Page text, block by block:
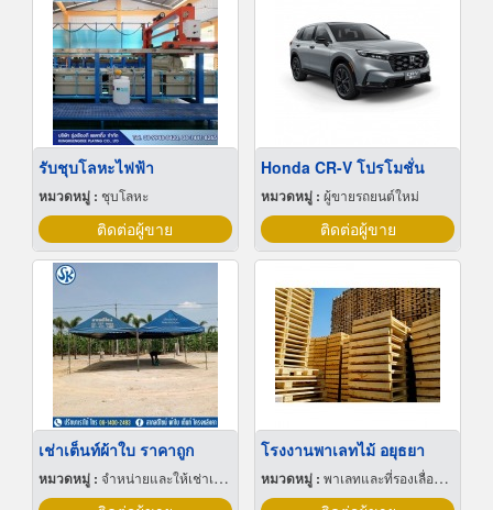
รับชุบโลหะไฟฟ้า
หมวดหมู่ : ชุบโลหะ
ติดต่อผู้ขาย
Honda CR-V โปรโมชั่น
หมวดหมู่ : ผู้ขายรถยนต์ใหม่
ติดต่อผู้ขาย
เช่าเต็นท์ผ้าใบ ราคาถูก
หมวดหมู่ : จำหน่ายและให้เช่าเต็นท์
โรงงานพาเลทไม้ อยุธยา
หมวดหมู่ : พาเลทและที่รองเลื่อนกะบะ